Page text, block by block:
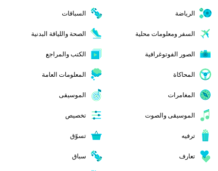
الرياضة السباقات
السفر ومعلومات محلية الصحة واللياقة البدنية
الصور الفوتوغرافية الكتب والمراجع
المحاكاة المعلومات العامة
المغامرات الموسيقى
الموسيقى والصوت تخصيص
ترفيه تسوّق
تعارف سباق